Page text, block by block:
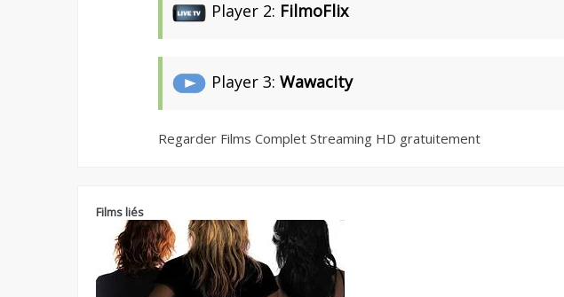
Player 2: FilmoFlix
Player 3: Wawacity
Regarder Films Complet Streaming HD gratuitement
Films liés